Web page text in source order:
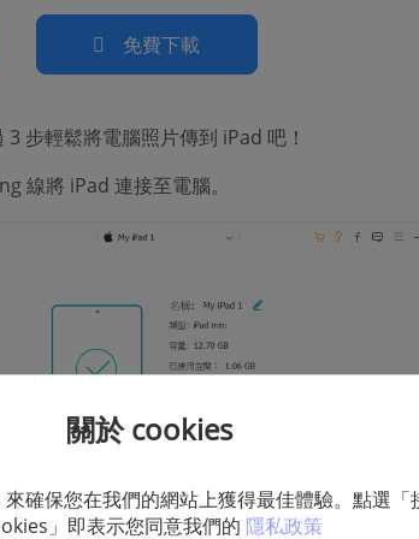
免費下載
步輕鬆將電腦照片傳到 iPad 吧！
線將 iPad 連接至電腦。
關於 cookies
確保您在我們的網站上獲得最佳體驗。點選「
」即表示您同意我們的 隱私政策